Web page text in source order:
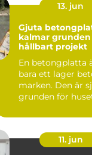
13. jun
Gjuta
kalmar grunden till ett
hållbart projekt
En betongplatta
bara ett lager
marken. Den är
grunden för
11. jun